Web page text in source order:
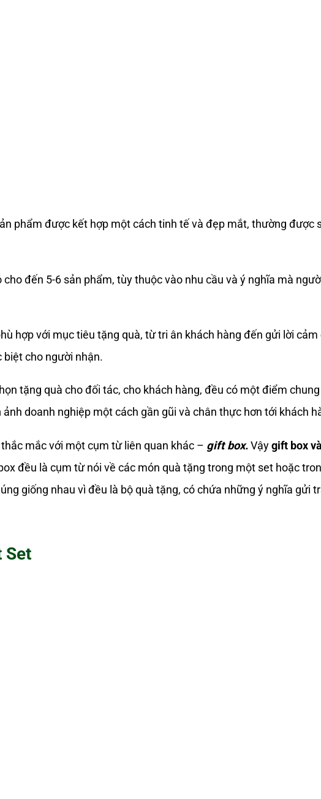
phẩm được kết hợp một cách tinh tế và đẹp mắt, thường được
đến 5-6 sản phẩm, tùy thuộc vào nhu cầu và ý nghĩa mà
hợp với mục tiêu tặng quà, từ tri ân khách hàng đến gửi lời
cho người nhận.
tặng quà cho đối tác, cho khách hàng, đều có một điểm
doanh nghiệp một cách gần gũi và chân thực hơn tới khách
mắc với một cụm từ liên quan khác – gift box.Vậygift box
đều là cụm từ nói về các món quà tặng trong một set hoặc
giống nhau vì đều là bộ quà tặng, có chứa những ý nghĩa gửi
Set